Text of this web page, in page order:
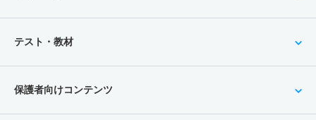
テスト・教材
保護者向けコンテンツ